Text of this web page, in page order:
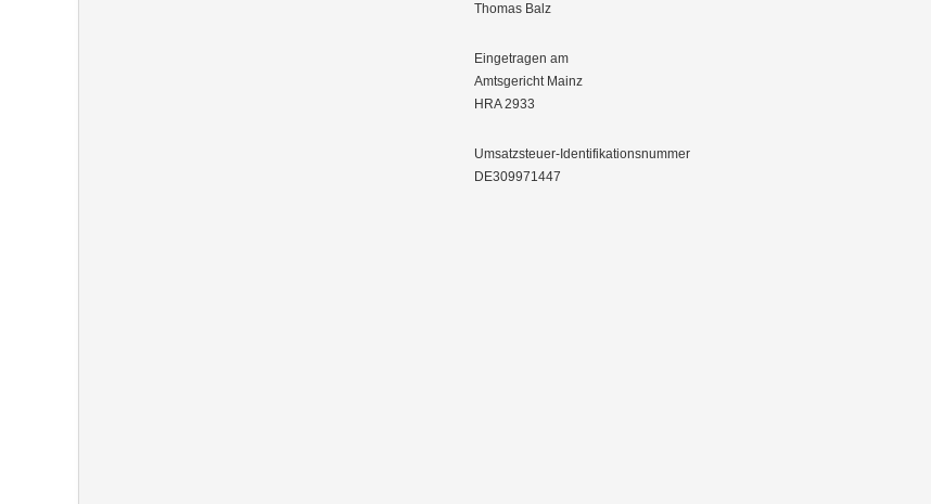
Thomas Balz
Eingetragen am
Amtsgericht Mainz
HRA 2933
Umsatzsteuer-Identifikationsnummer
DE309971447